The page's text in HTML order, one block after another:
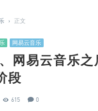
› 正文
网易云音乐
网易云音乐
段
615 0